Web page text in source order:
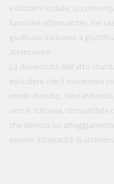
violazioni isolate, o,
funzione attenuante», nel
giudicato inidoneo a
attenuante.
La doverosità dell'atto
escludere che il successivo
modo dovuto, rilevi in
non è, tuttavia, compatibile
che denota un
ovvero incapacità di